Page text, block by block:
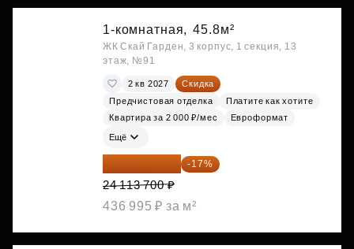
1-комнатная, 45.8м²
ЖК Скай Гарден, 3 корпус, 1 секция, 13
этаж, №91
2 кв 2027
Скидка
Предчистовая отделка
Платите как хотите
Квартира за 2 000 ₽/мес
Евроформат
Ещё
20 014 371 ₽ -17%
24 113 700 ₽
436 995 ₽ за м²